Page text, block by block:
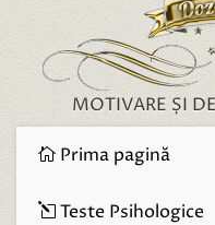
MOTIVARE ȘI
Prima pagină
Teste Psihologice